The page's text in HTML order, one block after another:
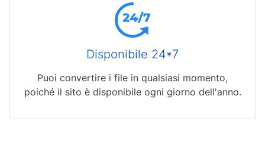
Disponibile 24*7
Puoi convertire i file in qualsiasi momento,
poiché il sito è disponibile ogni giorno dell'anno.